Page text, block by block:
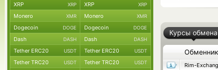
Курсы обмена
Обменник
Rim-
XRP XRP XRP XRP
Monero XMR Monero XMR
Dogecoin DOGE Dogecoin DOGE
Dash DASH Dash DASH
Tether ERC20 USDT Tether ERC20 USDT
Tether TRC20 USDT Tether TRC20 USDT